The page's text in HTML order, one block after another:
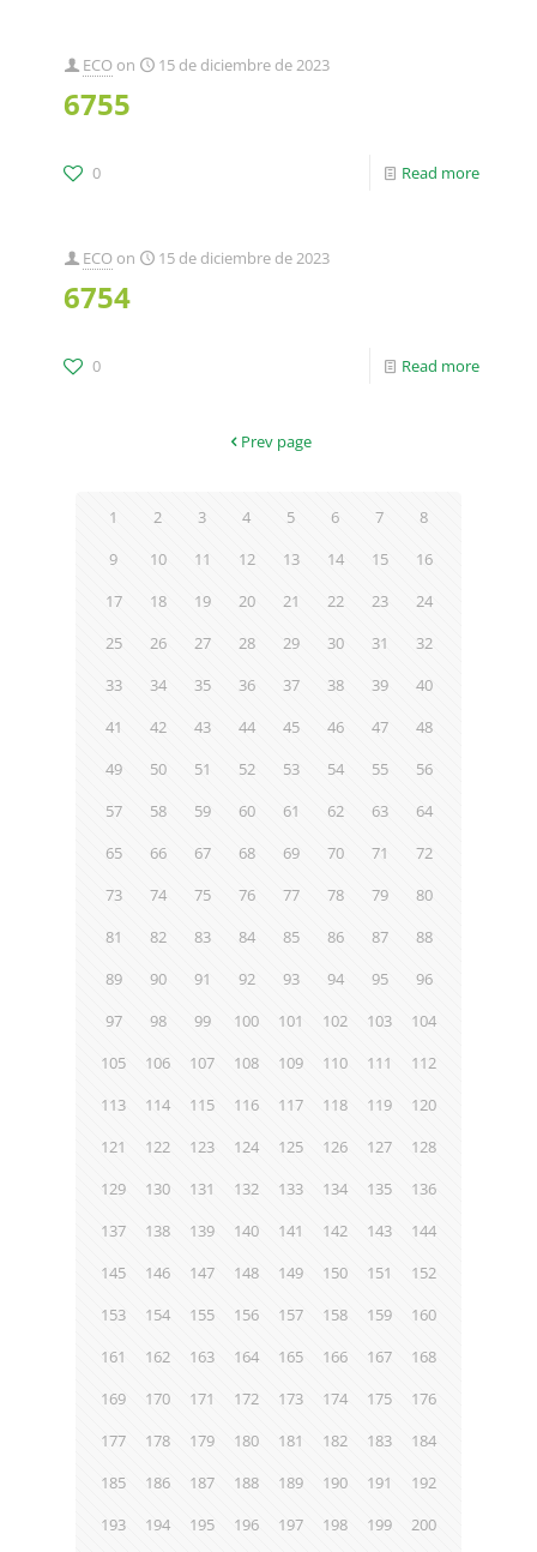
ECO on 15 de diciembre de 2023
6755
0 Read more
ECO on 15 de diciembre de 2023
6754
0 Read more
Prev page
1 2 3 4 5 6 7
8
9
10 11 12 13 14 15
16
17
18 19 20 21 22 23
24
25
26 27 28 29 30 31
32
33
34 35 36 37 38 39
40
41
42 43 44 45 46 47
48
49
50 51 52 53 54 55
56
57
58 59 60 61 62 63
64
65
66 67 68 69 70 71
72
73
74 75 76 77 78 79
80
81
82 83 84 85 86 87
88
89
90 91 92 93 94 95
96
97
98 99 100 101 102 103
104
105
106 107 108 109 110 111
112
113
114 115 116 117 118 119
120
121
122 123 124 125 126 127
128
129
130 131 132 133 134 135
136
137
138 139 140 141 142 143
144
145
146 147 148 149 150 151
152
153
154 155 156 157 158 159
160
161
162 163 164 165 166 167
168
169
170 171 172 173 174 175
176
177
178 179 180 181 182 183
184
185
186 187 188 189 190 191
192
193
194 195 196 197 198 199 200